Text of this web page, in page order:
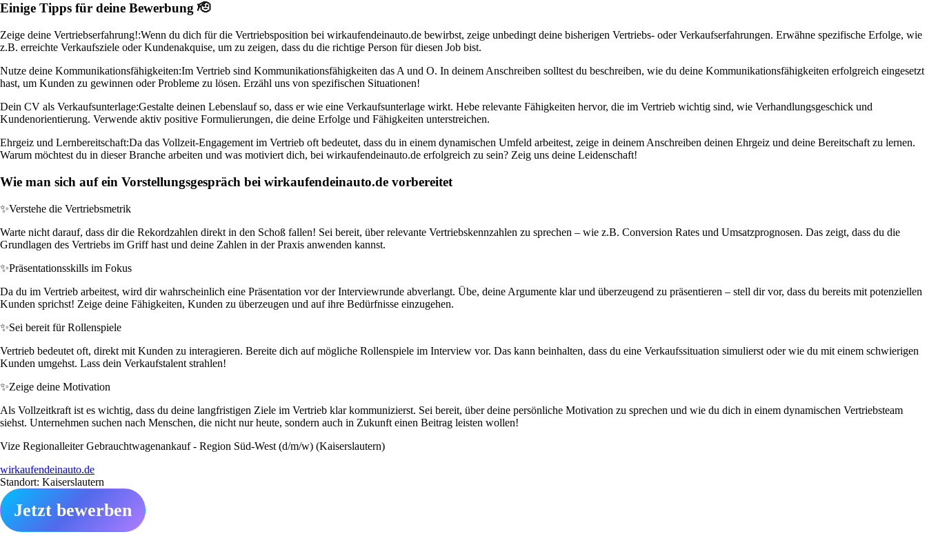
Einige Tipps für deine Bewerbung 🫡
Zeige deine Vertriebserfahrung!:Wenn du dich für die Vertriebsposition bei wirkaufendeinauto.de bewirbst, zeige unbedingt deine bisherigen Vertriebs- oder Verkaufserfahrungen. Erwähne spezifische Erfolge, wie
z.B. erreichte Verkaufsziele oder Kundenakquise, um zu zeigen, dass du die richtige Person für diesen Job bist.
Nutze deine Kommunikationsfähigkeiten:Im Vertrieb sind Kommunikationsfähigkeiten das A und O. In deinem Anschreiben solltest du beschreiben, wie du deine Kommunikationsfähigkeiten erfolgreich eingesetzt
hast, um Kunden zu gewinnen oder Probleme zu lösen. Erzähl uns von spezifischen Situationen!
Dein CV als Verkaufsunterlage:Gestalte deinen Lebenslauf so, dass er wie eine Verkaufsunterlage wirkt. Hebe relevante Fähigkeiten hervor, die im Vertrieb wichtig sind, wie Verhandlungsgeschick und
Kundenorientierung. Verwende aktiv positive Formulierungen, die deine Erfolge und Fähigkeiten unterstreichen.
Ehrgeiz und Lernbereitschaft:Da das Vollzeit-Engagement im Vertrieb oft bedeutet, dass du in einem dynamischen Umfeld arbeitest, zeige in deinem Anschreiben deinen Ehrgeiz und deine Bereitschaft zu lernen.
Warum möchtest du in dieser Branche arbeiten und was motiviert dich, bei wirkaufendeinauto.de erfolgreich zu sein? Zeig uns deine Leidenschaft!
Wie man sich auf ein Vorstellungsgespräch bei wirkaufendeinauto.de vorbereitet
✨Verstehe die Vertriebsmetrik
Warte nicht darauf, dass dir die Rekordzahlen direkt in den Schoß fallen! Sei bereit, über relevante Vertriebskennzahlen zu sprechen – wie z.B. Conversion Rates und Umsatzprognosen. Das zeigt, dass du die
Grundlagen des Vertriebs im Griff hast und deine Zahlen in der Praxis anwenden kannst.
✨Präsentationsskills im Fokus
Da du im Vertrieb arbeitest, wird dir wahrscheinlich eine Präsentation vor der Interviewrunde abverlangt. Übe, deine Argumente klar und überzeugend zu präsentieren – stell dir vor, dass du bereits mit potenziellen
Kunden sprichst! Zeige deine Fähigkeiten, Kunden zu überzeugen und auf ihre Bedürfnisse einzugehen.
✨Sei bereit für Rollenspiele
Vertrieb bedeutet oft, direkt mit Kunden zu interagieren. Bereite dich auf mögliche Rollenspiele im Interview vor. Das kann beinhalten, dass du eine Verkaufssituation simulierst oder wie du mit einem schwierigen
Kunden umgehst. Lass dein Verkaufstalent strahlen!
✨Zeige deine Motivation
Als Vollzeitkraft ist es wichtig, dass du deine langfristigen Ziele im Vertrieb klar kommunizierst. Sei bereit, über deine persönliche Motivation zu sprechen und wie du dich in einem dynamischen Vertriebsteam
siehst. Unternehmen suchen nach Menschen, die nicht nur heute, sondern auch in Zukunft einen Beitrag leisten wollen!
Vize Regionalleiter Gebrauchtwagenankauf - Region Süd-West (d/m/w) (Kaiserslautern)
wirkaufendeinauto.de
Standort: Kaiserslautern
Jetzt bewerben